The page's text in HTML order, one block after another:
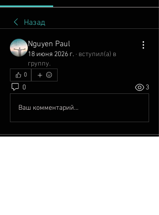
Назад
Nguyen Paul
18 июня 2026 г. · вступил(а) в
группу.
0
0 3
Ваш комментарий...